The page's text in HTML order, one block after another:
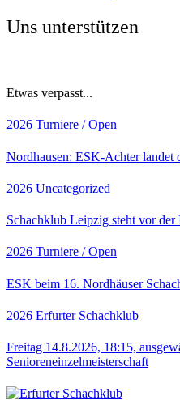
Uns unterstützen
Etwas verpasst...
2026 Turniere / Open
Nordhausen: ESK-Achter landet
2026 Uncategorized
Schachklub Leipzig steht vor
2026 Turniere / Open
ESK beim 16. Nordhäuser
2026 Erfurter Schachklub
Freitag 14.8.2026, 18:15,
Senioreneinzelmeisterschaft